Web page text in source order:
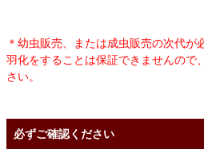
＊幼虫販売、または成虫販売の次代が
羽化をすることは保証できませんので
さい。
必ずご確認ください